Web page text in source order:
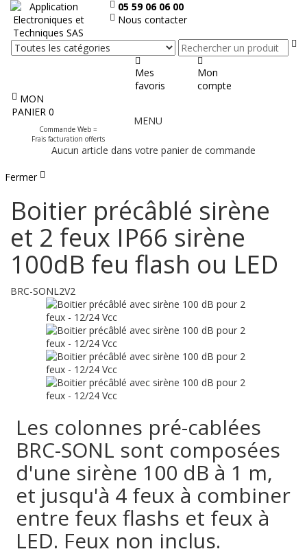
05 59 06 06 00
Nous contacter
Mes
favoris
Mon
compte
MON
PANIER 0
Commande Web =
Frais facturation offerts
le
MENU
Aucun article dans votre panier de commande
Fermer
Boitier précâblé sirène
et 2 feux IP66 sirène
100dB feu flash ou LED
BRC-SONL2V2
Les colonnes pré-cablées
BRC-SONL sont composées
d'une sirène 100 dB à 1 m,
et jusqu'à 4 feux à combiner
entre feux flashs et feux à
LED. Feux non inclus.